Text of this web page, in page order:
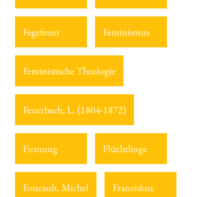
Fegefeuer Feminismus
Feministische Theologie
Feuerbach, L. (1804-1872)
Firmung Flüchtlinge
Foucault, Michel Franziskus